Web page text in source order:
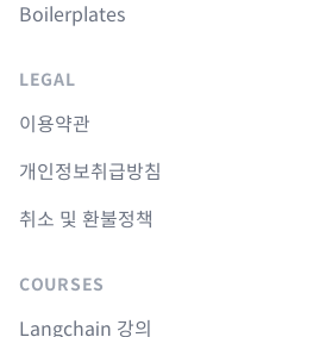
Boilerplates
LEGAL
이용약관
개인정보취급방침
취소 및 환불정책
COURSES
Langchain 강의